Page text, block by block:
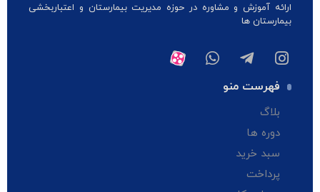
ارائه آموزش و مشاوره در حوزه مدیریت بیمارستان و اعتباربخشی
بیمارستان ها
فهرست منو
بلاگ
دوره ها
سبد خرید
پرداخت